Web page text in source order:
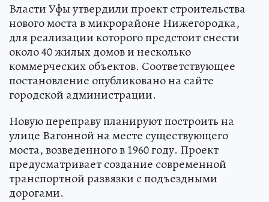
Власти Уфы утвердили проект строительства
нового моста в микрорайоне Нижегородка,
для реализации которого предстоит снести
около 40 жилых домов и несколько
коммерческих объектов. Соответствующее
постановление опубликовано на сайте
городской администрации.
Новую переправу планируют построить на
улице Вагонной на месте существующего
моста, возведенного в 1960 году. Проект
предусматривает создание современной
транспортной развязки с подъездными
дорогами.